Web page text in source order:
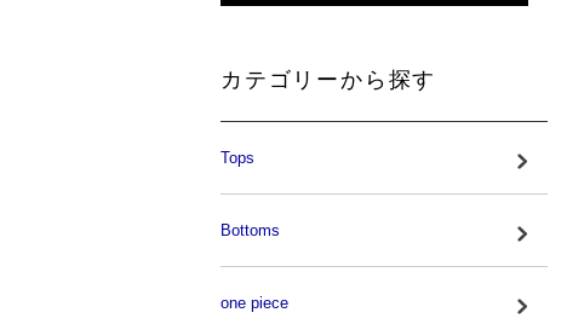
カテゴリーから探す
Tops
Bottoms
one piece